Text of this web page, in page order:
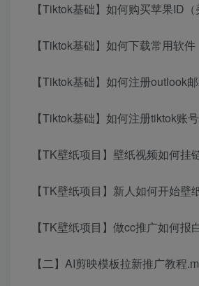
【Tiktok基础】如何购买苹果ID（
【Tiktok基础】如何下载常用软件
【Tiktok基础】如何注册outlook邮
【Tiktok基础】如何注册tiktok账
【TK壁纸项目】壁纸视频如何
【TK壁纸项目】新人如何开始
【TK壁纸项目】做cc推广如何
【二】AI剪映模板拉新推广教程